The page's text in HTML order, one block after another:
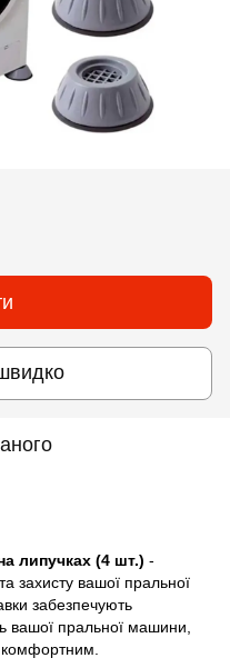
липучках (4 шт.) -
захисту вашої пральної
забезпечують
вашої пральної машини,